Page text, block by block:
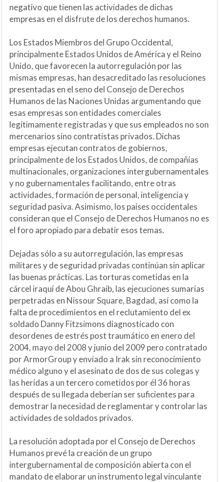
negativo que tienen las actividades de dichas
empresas en el disfrute de los derechos humanos.
Los Estados Miembros del Grupo Occidental,
principalmente Estados Unidos de América y el Reino
Unido, que favorecen la autorregulación por las
mismas empresas, han desacreditado las resoluciones
presentadas en el seno del Consejo de Derechos
Humanos de las Naciones Unidas argumentando que
esas empresas son entidades comerciales
legítimamente registradas y que sus empleados no son
mercenarios sino contratistas privados. Dichas
empresas ejecutan contratos de gobiernos,
principalmente de los Estados Unidos, de compañías
multinacionales, organizaciones intergubernamentales
y no gubernamentales facilitando, entre otras
actividades, formación de personal, inteligencia y
seguridad pasiva. Asimismo, los países occidentales
consideran que el Consejo de Derechos Humanos no es
el foro apropiado para debatir esos temas.
Dejadas sólo a su autorregulación, las empresas
militares y de seguridad privadas continúan sin aplicar
las buenas prácticas. Las torturas cometidas en la
cárcel iraquí de Abou Ghraib, las ejecuciones sumarias
perpetradas en Nissour Square, Bagdad, así como la
falta de procedimientos en el reclutamiento del ex
soldado Danny Fitzsimons diagnosticado con
desordenes de estrés post traumático en enero del
2004, mayo del 2008 y junio del 2009 pero contratado
por ArmorGroup y enviado a Irak sin reconocimiento
médico alguno y el asesinato de dos de sus colegas y
las heridas a un tercero cometidos por él 36 horas
después de su llegada deberían ser suficientes para
demostrar la necesidad de reglamentar y controlar las
actividades de soldados privados.
La resolución adoptada por el Consejo de Derechos
Humanos prevé la creación de un grupo
intergubernamental de composición abierta con el
mandato de elaborar un instrumento legal vinculante